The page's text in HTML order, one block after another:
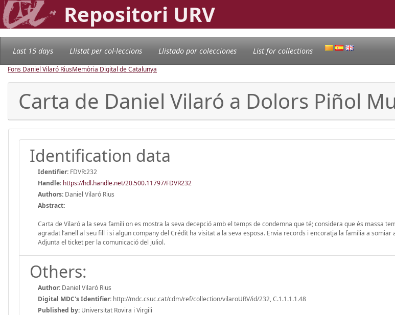
Repositori URV
Last 15 days Llistat per col·leccions Llistado por colecciones List for collections
Fons Daniel Vilaró RiusMemòria Digital de Catalunya
Carta de Daniel Vilaró a Dolors Piñol
Identification data
Identifier: FDVR:232
Handle: https://hdl.handle.net/20.500.11797/FDVR232
Authors: Daniel Vilaró Rius
Abstract:
Carta de Vilaró a la seva famíli on es mostra la seva decepció amb el temps de condemna que té; considera que és massa
agradat l’anell al seu fill i si algun company del Crédit ha visitat a la seva esposa. Envia records i encoratja la família a
Adjunta el ticket per la comunicació del juliol.
Others:
Author: Daniel Vilaró Rius
Digital MDC's Identifier: http://mdc.csuc.cat/cdm/ref/collection/vilaroURV/id/232, C.1.1.1.1.48
Published by: Universitat Rovira i Virgili